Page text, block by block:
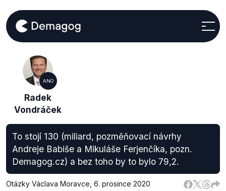
ANO
Radek
Vondráček
To stojí 130 (miliard, pozměňovací návrhy
Andreje Babiše a Mikuláše Ferjenčíka, pozn.
Demagog.cz) a bez toho by to bylo 79,2.
Otázky Václava Moravce 6. prosince 2020